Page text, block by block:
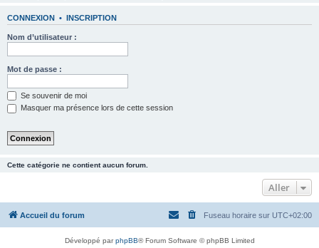
CONNEXION • INSCRIPTION
Nom d’utilisateur :
Mot de passe :
Se souvenir de moi
Masquer ma présence lors de cette session
Cette catégorie ne contient aucun forum.
Aller
Accueil du forum Fuseau horaire sur UTC+02:00
Développé parphpBB® Forum Software © phpBB Limited